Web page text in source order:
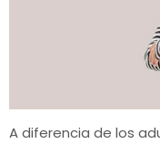
A diferencia de los